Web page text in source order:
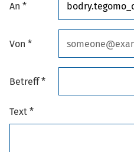
An *
Von *
Betreff *
Text *